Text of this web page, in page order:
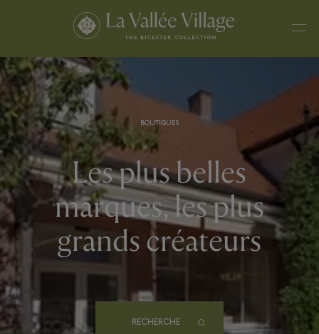
BOUTIQUES
Les plus belles
marques, les plus
grands créateurs
RECHERCHE